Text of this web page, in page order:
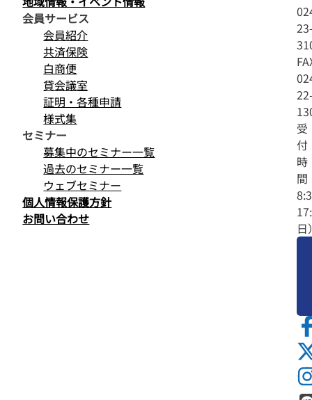
受
付
時
間
日
会員サービス
会員紹介
共済保険
白商便
貸会議室
証明・各種申請
様式集
セミナー
募集中のセミナー一覧
過去のセミナー一覧
ウェブセミナー
個人情報保護方針
お問い合わせ